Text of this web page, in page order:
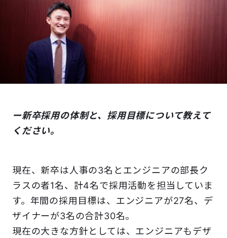
ー新卒採用の体制と、採用目標について教えて
ください。
現在、新卒は人事の3名とエンジニアの部長ク
ラスの者1名、計4名で採用活動を担当していま
す。年間の採用目標は、エンジニアが27名、デ
ザイナーが3名の合計30名。
現在の大きな方針としては、エンジニアもデザ